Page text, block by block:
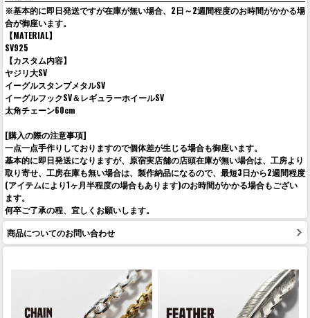
※基本的に即日発送ですが在庫が無い場合、2日～2週間程度のお時間がかかる場
合が御座います。
【MATERIAL】
SV925
【カスタム内容】
ヤジリ大SV
イーグルスタンプメタルSV
イーグルフックSV＆レギュラーホイールSV
太角チェーン60cm
[購入の際の注意事項]
一点一点手作りしておりますので個体差が生じる場合も御座います。
基本的に即日発送になりますが、原宿実店舗の店頭在庫が無い場合は、工房より
取り寄せ、工房在庫も無い場合は、製作納品になるので、最短3日から2週間程度
(アイテムにより1ヶ月半程度の場合もあります)のお時間がかかる場合もござい
ます。
何卒ご了承の程、宜しくお願いします。
商品についてのお問い合わせ